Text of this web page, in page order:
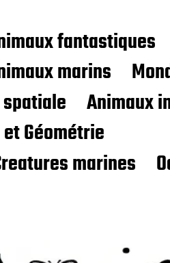
fantastiques
marins
Animaux
Géométrie
marines